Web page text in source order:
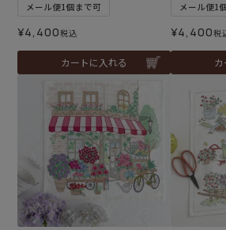
メール便1個まで可
¥4,400税込
カートに入れる
メール便1
¥4,400税